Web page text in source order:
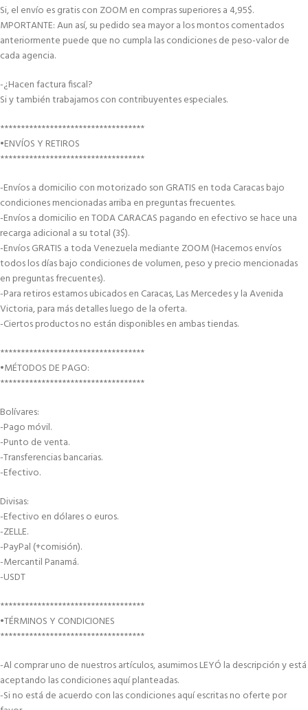
Si, el envío es gratis con ZOOM en compras superiores a 4,95$.
MPORTANTE: Aun así, su pedido sea mayor a los montos comentados
anteriormente puede que no cumpla las condiciones de peso-valor de
cada agencia.
-¿Hacen factura fiscal?
Si y también trabajamos con contribuyentes especiales.
***********************************
•ENVÍOS Y RETIROS
***********************************
-Envíos a domicilio con motorizado son GRATIS en toda Caracas bajo
condiciones mencionadas arriba en preguntas frecuentes.
-Envíos a domicilio en TODA CARACAS pagando en efectivo se hace una
recarga adicional a su total (3$).
-Envíos GRATIS a toda Venezuela mediante ZOOM (Hacemos envíos
todos los días bajo condiciones de volumen, peso y precio mencionadas
en preguntas frecuentes).
-Para retiros estamos ubicados en Caracas, Las Mercedes y la Avenida
Victoria, para más detalles luego de la oferta.
-Ciertos productos no están disponibles en ambas tiendas.
***********************************
•MÉTODOS DE PAGO:
***********************************
Bolívares:
-Pago móvil.
-Punto de venta.
-Transferencias bancarias.
-Efectivo.
Divisas:
-Efectivo en dólares o euros.
-ZELLE.
-PayPal (+comisión).
-Mercantil Panamá.
-USDT
***********************************
•TÉRMINOS Y CONDICIONES
***********************************
-Al comprar uno de nuestros artículos, asumimos LEYÓ la descripción y está
aceptando las condiciones aquí planteadas.
-Si no está de acuerdo con las condiciones aquí escritas no oferte por